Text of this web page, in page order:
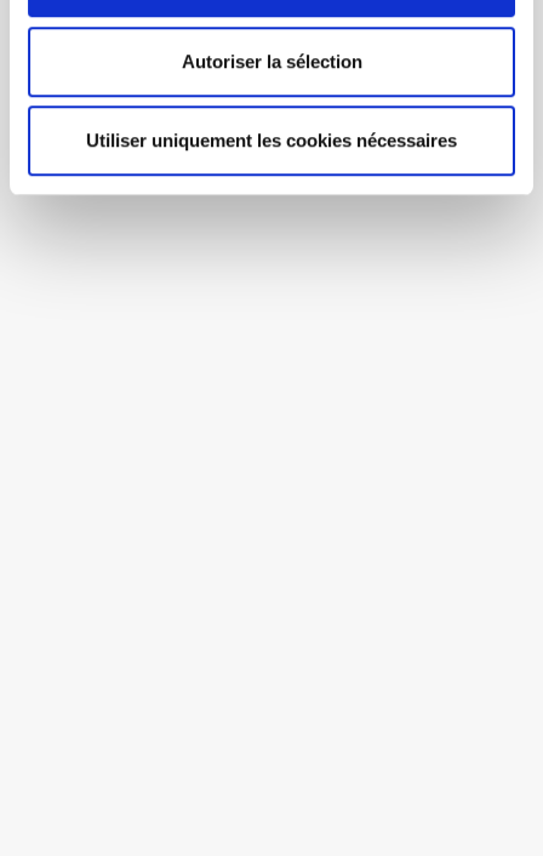
Autoriser la sélection
Utiliser uniquement les cookies nécessaires